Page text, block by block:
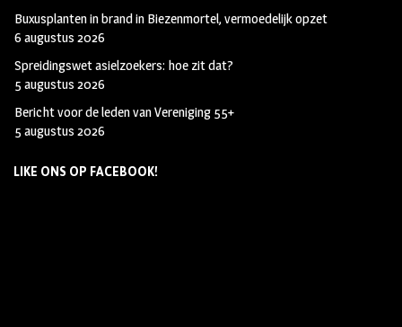
Buxusplanten in brand in Biezenmortel, vermoedelijk opzet
6 augustus 2026
Spreidingswet asielzoekers: hoe zit dat?
5 augustus 2026
Bericht voor de leden van Vereniging 55+
5 augustus 2026
LIKE ONS OP FACEBOOK!